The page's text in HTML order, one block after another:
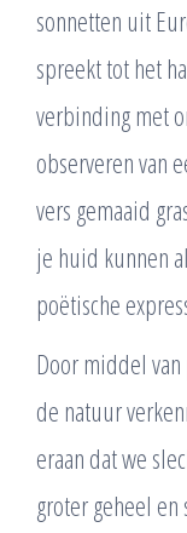
sonnetten uit
spreekt tot het
verbinding met
observeren van
vers gemaaid
je huid kunnen
poëtische
Door middel
de natuur
eraan dat we
groter geheel